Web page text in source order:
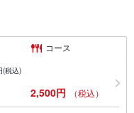
コース
(税込)
2,500円 （税込）